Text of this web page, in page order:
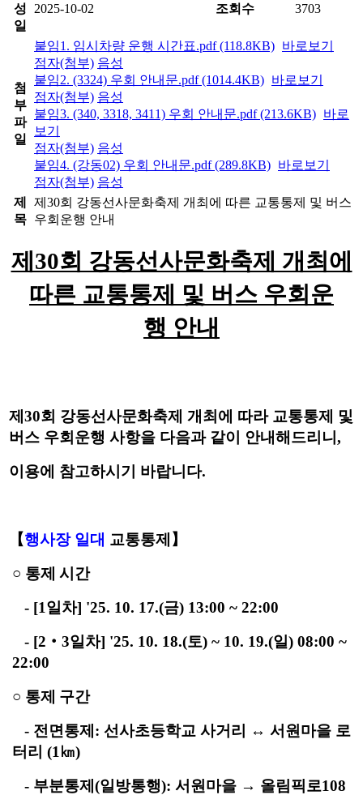
성
일
2025-10-02 조회수 3703
첨
부
파
일
붙임1. 임시차량 운행 시간표.pdf (118.8KB) 바로보기
점자(첨부) 음성
붙임2. (3324) 우회 안내문.pdf (1014.4KB) 바로보기
점자(첨부) 음성
붙임3. (340, 3318, 3411) 우회 안내문.pdf (213.6KB) 바로
보기
점자(첨부) 음성
붙임4. (강동02) 우회 안내문.pdf (289.8KB) 바로보기
점자(첨부) 음성
제
목
제30회 강동선사문화축제 개최에 따른 교통통제 및 버스
우회운행 안내
제30회 강동선사문화축제 개최에
따른 교통통제 및 버스 우회운
행 안내
제30회 강동선사문화축제 개최에 따라 교통통제 및
버스 우회운행 사항을 다음과 같이 안내해드리니,
이용에 참고하시기 바랍니다.
【행사장 일대 교통통제】
○ 통제 시간
- [1일차] '25. 10. 17.(금) 13:00 ~ 22:00
- [2 ‧ 3일차] '25. 10. 18.(토) ~ 10. 19.(일) 08:00 ~
22:00
○ 통제 구간
- 전면통제 : 선사초등학교 사거리 ↔ 서원마을 로
터리 (1 ㎞)
- 부분통제 (일방통행): 서원마을 → 올림픽로108